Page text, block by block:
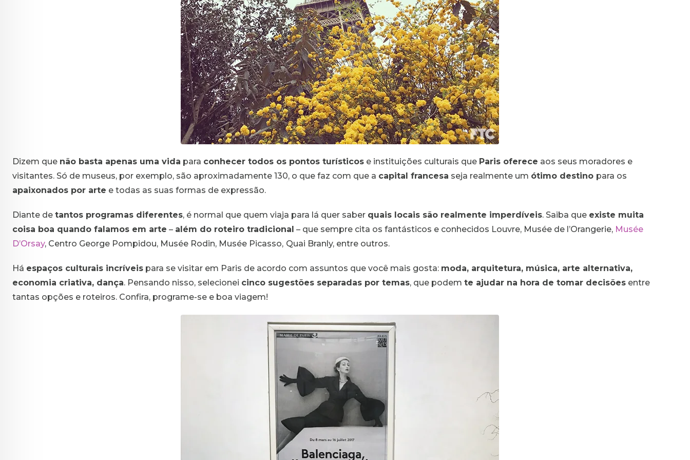
Dizem que não basta apenas uma vida para conhecer todos os pontos turísticos e instituições culturais que Paris oferece aos seus moradores e
visitantes. Só de museus, por exemplo, são aproximadamente 130, o que faz com que a capital francesa seja realmente um ótimo destino para os
apaixonados por arte e todas as suas formas de expressão.
Diante de tantos programas diferentes, é normal que quem viaja para lá quer saber quais locais são realmente imperdíveis. Saiba que existe muita
coisa boa quando falamos em arte – além do roteiro tradicional – que sempre cita os fantásticos e conhecidos Louvre, Musée de l’Orangerie, Musée
D’Orsay, Centro George Pompidou, Musée Rodin, Musée Picasso, Quai Branly, entre outros.
Há espaços culturais incríveis para se visitar em Paris de acordo com assuntos que você mais gosta: moda, arquitetura, música, arte alternativa,
economia criativa, dança. Pensando nisso, selecionei cinco sugestões separadas por temas, que podem te ajudar na hora de tomar decisões entre
tantas opções e roteiros. Confira, programe-se e boa viagem!